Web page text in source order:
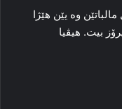
وە یێن هێژا
بیت. هیڤیا